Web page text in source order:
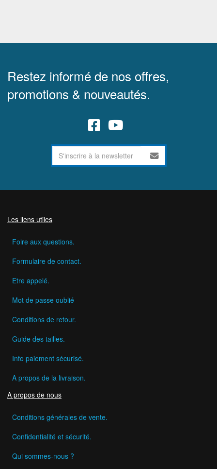
Restez informé de nos offres,
promotions & nouveautés.
Les liens utiles
Foire aux questions.
Formulaire de contact.
Etre appelé.
Mot de passe oublié
Conditions de retour.
Guide des tailles.
Info paiement sécurisé.
A propos de la livraison.
A propos de nous
Conditions générales de vente.
Confidentialité et sécurité.
Qui sommes-nous ?